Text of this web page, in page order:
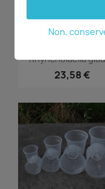

Rhyncholaelia
23,58 €
Non,